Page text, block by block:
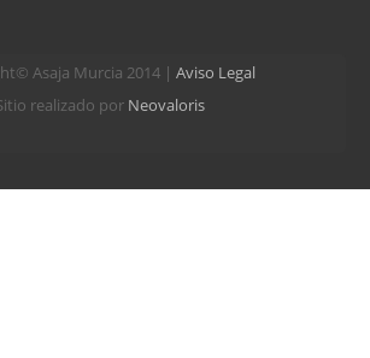
Asaja Murcia 2014 | Aviso Legal
realizado por Neovaloris